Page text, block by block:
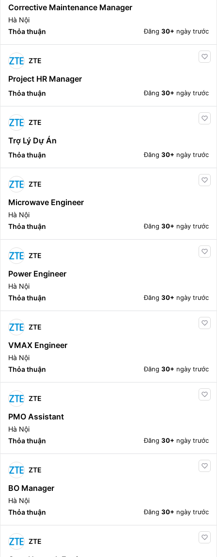
Corrective Maintenance Manager
Hà Nội
Thỏa thuận
Đăng 30+ ngày trước
ZTE
Project HR Manager
Thỏa thuận Đăng 30+ ngày trước
ZTE
Trợ Lý Dự Án
Thỏa thuận Đăng 30+ ngày trước
ZTE
Microwave Engineer
Hà Nội
Thỏa thuận
Đăng 30+ ngày trước
ZTE
Power Engineer
Hà Nội
Thỏa thuận
Đăng 30+ ngày trước
ZTE
VMAX Engineer
Hà Nội
Thỏa thuận
Đăng 30+ ngày trước
ZTE
PMO Assistant
Hà Nội
Thỏa thuận
Đăng 30+ ngày trước
ZTE
BO Manager
Hà Nội
Thỏa thuận
Đăng 30+ ngày trước
ZTE